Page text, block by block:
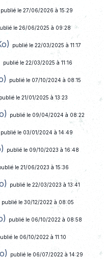
publié le 27/06/2026 à 15:29
le 26/06/2025 à 09:28
publié le 22/03/2025 à 11:17
publié le 22/03/2025 à 11:16
publié le 07/10/2024 à 08:15
publié le 21/01/2025 à 13:23
publié le 09/04/2024 à 08:22
publié le 03/01/2024 à 14:49
publié le 09/10/2023 à 16:48
le 21/06/2023 à 15:36
publié le 22/03/2023 à 13:41
publié le 30/12/2022 à 08:05
publié le 06/10/2022 à 08:58
le 06/10/2022 à 11:10
publié le 06/07/2022 à 14:29